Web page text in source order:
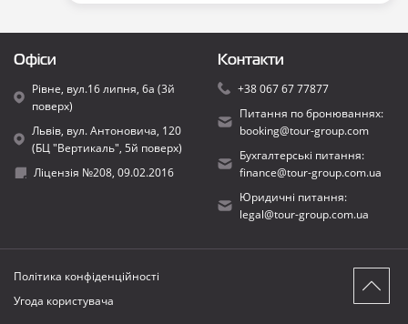
Офіси
Рівне, вул.16 липня, 6а (3й
поверх)
Львів, вул. Антоновича, 120
(БЦ "Вертикаль", 5й поверх)
Ліцензія №208, 09.02.2016
Контакти
+38 067 67 77877
Питання по бронюваннях:
booking@tour-group.com
Бухгалтерські питання:
finance@tour-group.com.ua
Юридичні питання:
legal@tour-group.com.ua
Політика конфіденційності
Угода користувача